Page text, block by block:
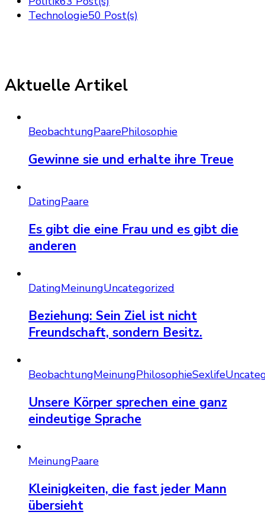
Technologie50 Post(s)
Aktuelle Artikel
BeobachtungPaarePhilosophie
Gewinne sie und erhalte ihre Treue
DatingPaare
Es gibt die eine Frau und es gibt die
anderen
DatingMeinungUncategorized
Beziehung: Sein Ziel ist nicht
Freundschaft, sondern Besitz.
BeobachtungMeinungPhilosophieSexlife
Unsere Körper sprechen eine ganz
eindeutige Sprache
MeinungPaare
Kleinigkeiten, die fast jeder Mann
übersieht